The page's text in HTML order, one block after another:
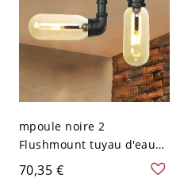
mpoule noire 2
Flushmount tuyau d'eau
en métal industriel LED
Semi Flush plafonnier
70,35 €